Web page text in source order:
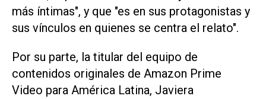
más íntimas", y que "es en sus protagonistas y
sus vínculos en quienes se centra el relato".
Por su parte, la titular del equipo de
contenidos originales de Amazon Prime
Video para América Latina, Javiera